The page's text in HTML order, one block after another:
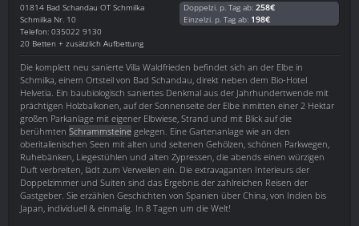
01814 Bad Schandau OT Schmilka
Schmilka Nr. 10
Telefon: 035022 9130
20 Betten + zusätzlich Aufbettung
Doppelzi. p. Tag ab: 258€
Einzelzi. p. Tag ab: 198€
Die komplett neu sanierte Villa Waldfrieden befindet sich an der Elbe in
Schmilka, einem Ortsteil von Bad Schandau, direkt neben dem Bio-Hotel
Helvetia. Ein baubiologisch saniertes Denkmal aus der Jahrhundertwende mit
prächtigen Holzbalkonen, auf der Sonnenseite der Elbe inmitten einer 2 Hektar
großen Parkanlage mit eigener Elbwiese, Strand und mit Blick auf die
berühmten Schrammsteine gelegen. Eine Gartenanlage wie an den
oberitalienischen Seen mit alten und seltenen Gehölzen, schönen Parkwegen,
Ruhebänken, Liegestühlen und alten Zypressen, die abends einen würzigen
Duft verbreiten, lädt zum Verweilen ein. Die extravaganten Interieurs der
Doppelzimmer und Suiten sind das Ergebnis der zahlreichen Reisen der
Gastgeber. Sie erzählen Geschichten von Spanien über China, von Indien bis
Japan, individuell & einmalig. In 8 Tagen um die Welt!